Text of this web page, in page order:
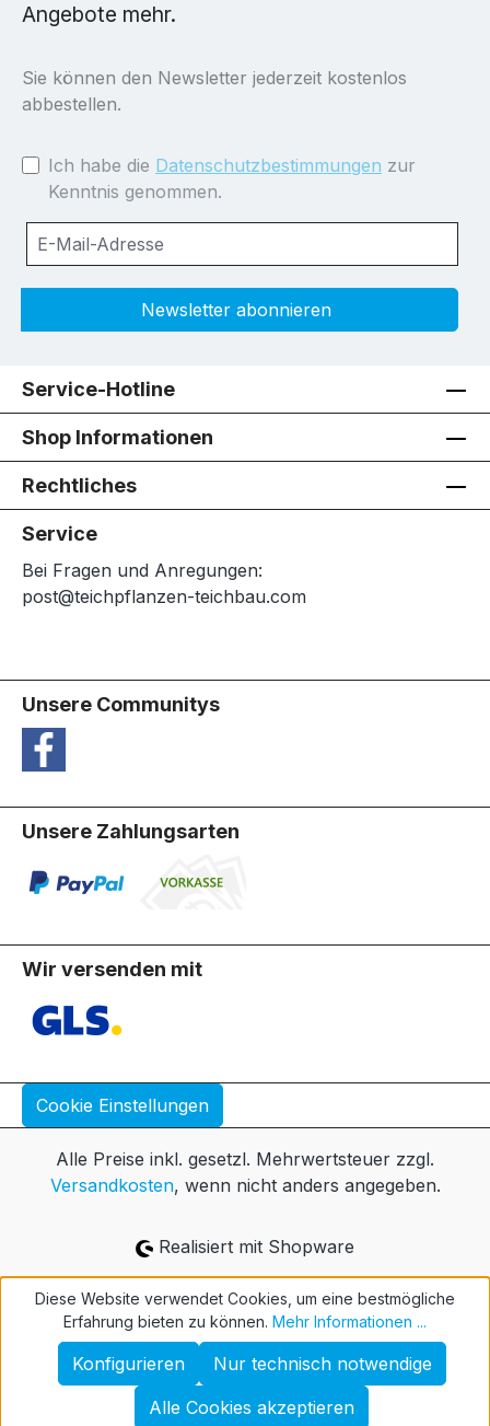
Angebote mehr.
Sie können den Newsletter jederzeit kostenlos
abbestellen.
Ich habe die Datenschutzbestimmungen zur
Kenntnis genommen.
Newsletter abonnieren
Service-Hotline
Shop Informationen
Rechtliches
Service
Bei Fragen und Anregungen:
post@teichpflanzen-teichbau.com
Unsere Communitys
Unsere Zahlungsarten
Wir versenden mit
Cookie Einstellungen
Alle Preise inkl. gesetzl. Mehrwertsteuer zzgl.
Versandkosten, wenn nicht anders angegeben.
Realisiert mit Shopware
Diese Website verwendet Cookies, um eine bestmögliche
Erfahrung bieten zu können. Mehr Informationen ...
Nur technisch notwendige
Konfigurieren
Alle Cookies akzeptieren